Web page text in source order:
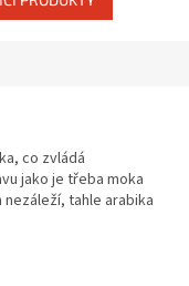
co zvládá
jako je třeba moka
tahle arabika